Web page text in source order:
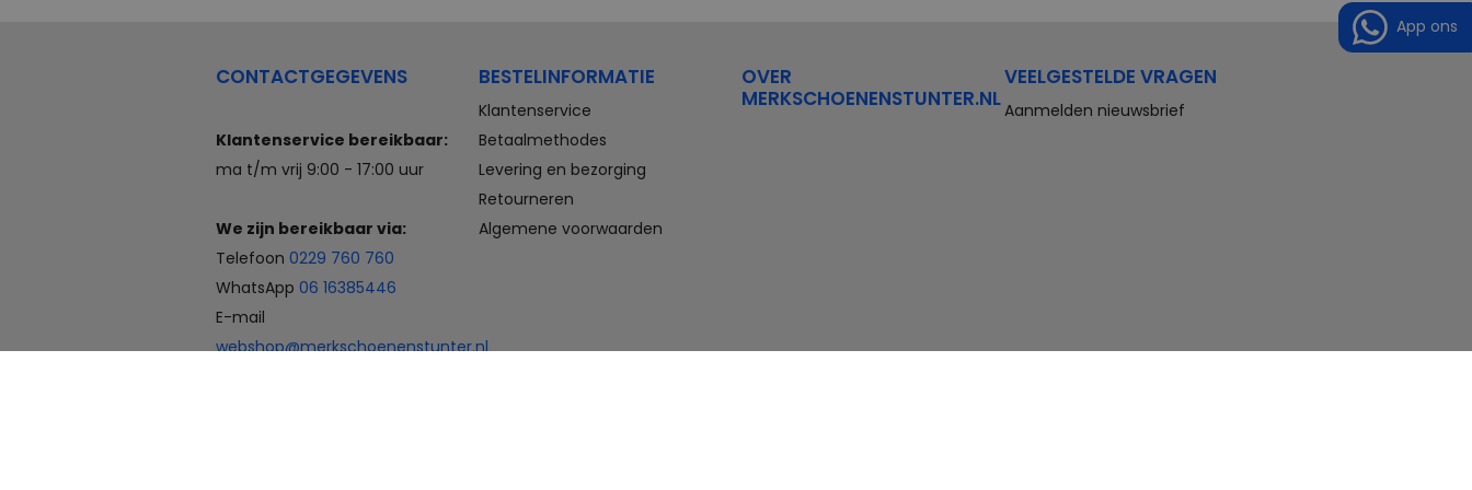
Compleet aanbod outlet
Veterschoenen, sneakers,
slippers, sandalen, instappers,
heren. En laarzen, enkellaarzen,
van Merkschoenenstunter.
CONTACTGEGEVENS
Klantenservice bereikbaar:
ma t/m vrij 9:00 - 17:00 uur
We zijn bereikbaar via:
Telefoon 0229 760 760
WhatsApp 06 16385446
E-mail
webshop@merkschoenenstunter.nl
BESTELINFORMATIE
Klantenservice
Betaalmethodes
Levering en bezorging
Retourneren
Algemene voorwaarden
OVER
MERKSCHOENENSTUNTER.NL
VEELGESTELDE VRAGEN
Aanmelden nieuwsbrief
App ons